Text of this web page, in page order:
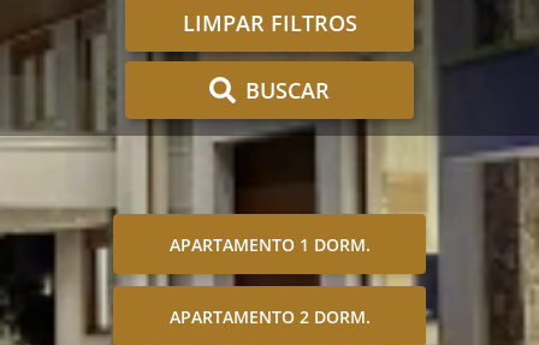
LIMPAR FILTROS
BUSCAR
APARTAMENTO 1 DORM.
APARTAMENTO 2 DORM.